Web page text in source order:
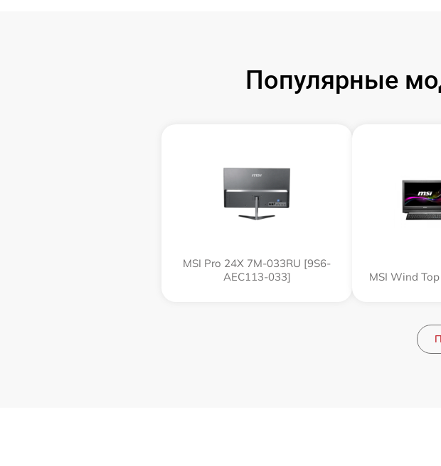
Популярные
MSI Pro 24X 7M-033RU [9S6-
AEC113-033]
MSI Wind